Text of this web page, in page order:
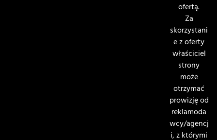
ofertą.
Za
skorzystani
e z oferty
właściciel
strony
może
otrzymać
prowizję od
reklamoda
wcy/agencj
i, z którymi